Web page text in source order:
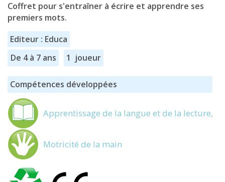
Coffret pour s'entraîner à écrire et apprendre ses
premiers mots.
Editeur : Educa
De 4 à 7 ans
1 joueur
Compétences développées
Apprentissage de la langue et de la lecture,
Motricité de la main